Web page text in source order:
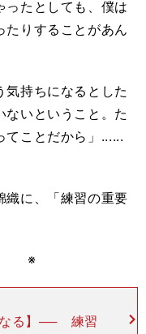
ったとしても、僕は
たりすることがあん
持ちになるとした
ないということ。た
てことだから」......
に、「練習の重要
なる】── 練習